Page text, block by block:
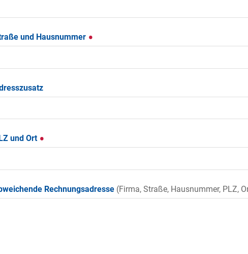
und Hausnummer
und Ort
Rechnungsadresse (Firma, Straße, Hausnummer, PLZ,